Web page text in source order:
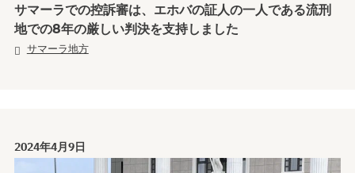
サマーラでの控訴審は、エホバの証人の一人である流刑
地での8年の厳しい判決を支持しました
サマーラ地方
2024年4月9日